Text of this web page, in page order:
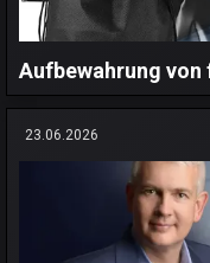
Aufbewahrung
23.06.2026